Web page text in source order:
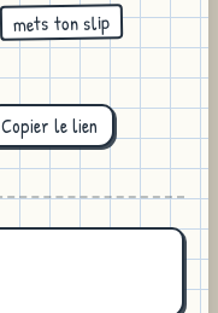
mets ton slip
Copier le lien